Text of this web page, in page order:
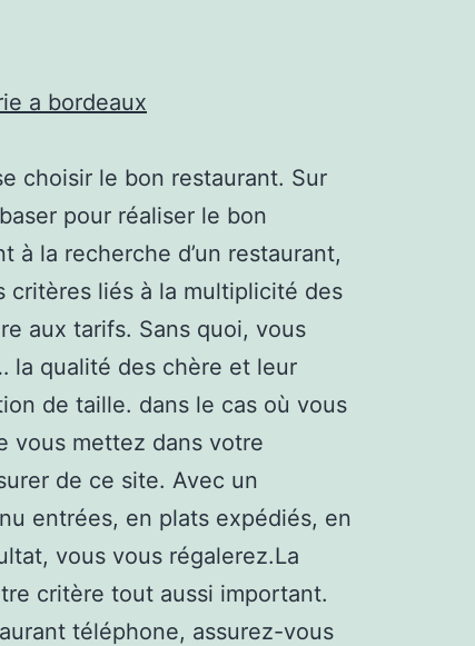
a bordeaux
choisir le bon restaurant. Sur
pour réaliser le bon
à la recherche d’un restaurant,
liés à la multiplicité des
aux tarifs. Sans quoi, vous
la qualité des chère et leur
de taille. dans le cas où vous
vous mettez dans votre
de ce site. Avec un
entrées, en plats expédiés, en
vous vous régalerez.La
critère tout aussi important.
téléphone, assurez-vous